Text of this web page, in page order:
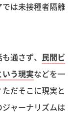
は未接種者隔離
通さず、 民間ビ
う現実などを一
だそこに現実と
ャーナリズムは